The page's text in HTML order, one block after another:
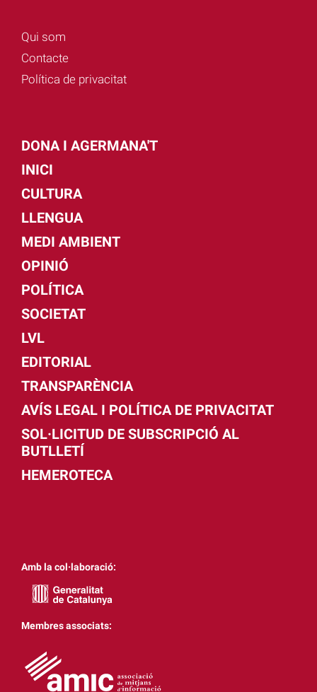
Qui som
Contacte
Política de privacitat
DONA I AGERMANA'T
INICI
CULTURA
LLENGUA
MEDI AMBIENT
OPINIÓ
POLÍTICA
SOCIETAT
LVL
EDITORIAL
TRANSPARÈNCIA
AVÍS LEGAL I POLÍTICA DE PRIVACITAT
SOL·LICITUD DE SUBSCRIPCIÓ AL
BUTLLETÍ
HEMEROTECA
Amb la col·laboració:
Membres associats: